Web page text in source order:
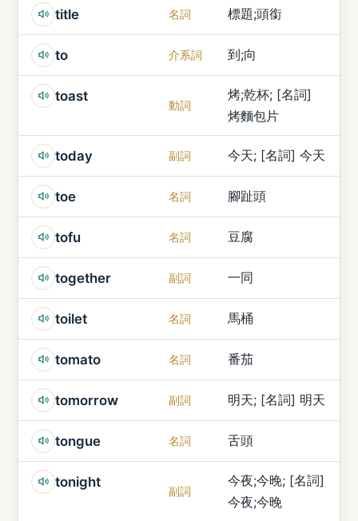
title 名詞 標題;頭銜
to 介系詞 到;向
toast
動詞
烤;乾杯; [名詞]
烤麵包片
today 副詞 今天; [名詞] 今天
toe 名詞 腳趾頭
tofu 名詞 豆腐
together 副詞 一同
toilet 名詞 馬桶
tomato 名詞 番茄
tomorrow 副詞 明天; [名詞] 明天
tongue 名詞 舌頭
tonight
副詞
今夜;今晚; [名詞]
今夜;今晚